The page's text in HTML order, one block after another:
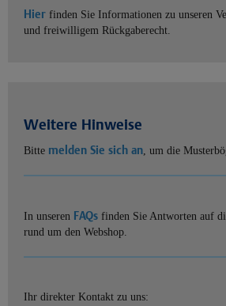
Hier finden Sie Informationen zu unseren
und freiwilligem Rückgaberecht.
Weitere Hinweise
Bitte melden Sie sich an, um die
In unseren FAQs finden Sie Antworten auf
rund um den Webshop.
Ihr direkter Kontakt zu uns: